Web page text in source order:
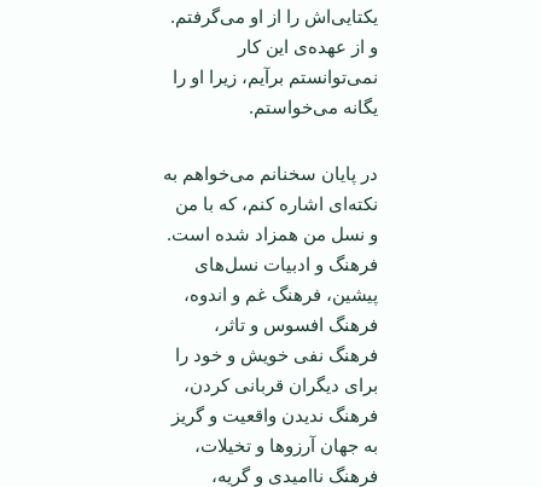
یکتایی‌اش را از او می‌گرفتم.
و از عهده‌ی این کار
نمی‌توانستم برآیم، زیرا او را
يگانه می‌خواستم.
در پایان سخنانم می‌خواهم به
نکته‌ای اشاره کنم، که با من
و نسل من همزاد شده است.
فرهنگ و ادبیات نسل‌های
پیشین، فرهنگ غم و اندوه،
فرهنگ افسوس و تاثر،
فرهنگ نفی خویش و خود را
برای دیگران قربانی کردن،
فرهنگ ندیدن واقعیت و گریز
به جهان آرزوها و تخیلات،
فرهنگ ناامیدی و گریه،